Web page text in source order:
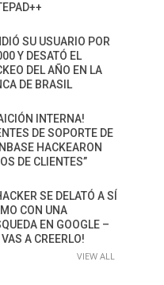
CÓMO LOS HACKERS
COPILOT DENTRO DE VS
SU USUARIO POR
Y DESATÓ EL
DEL AÑO EN LA
DE BRASIL
INTERNA!
DE SOPORTE DE
HACKEARON
DE CLIENTES”
SE DELATÓ A SÍ
CON UNA
EN GOOGLE –
VAS A CREERLO!
VIEW ALL